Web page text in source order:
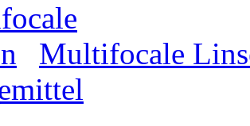
Multifocale